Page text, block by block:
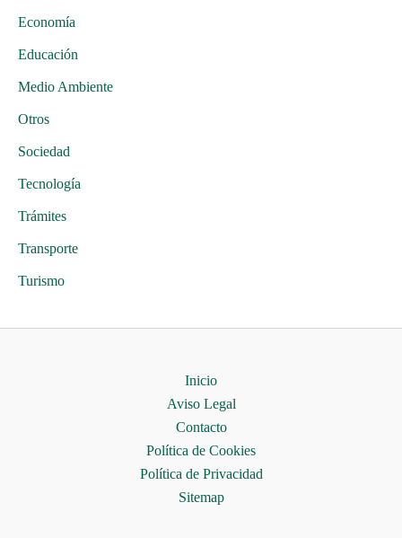
Economía
Educación
Medio Ambiente
Otros
Sociedad
Tecnología
Trámites
Transporte
Turismo
Inicio
Aviso Legal
Contacto
Política de Cookies
Política de Privacidad
Sitemap